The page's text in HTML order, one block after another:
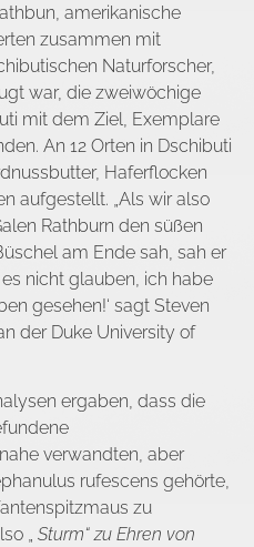
amerikanische
zusammen mit
Naturforscher,
war, die zweiwöchige
mit dem Ziel, Exemplare
An 12 Orten in Dschibuti
Haferflocken
aufgestellt. „Als wir also
Rathburn den süßen
am Ende sah, sah er
nicht glauben, ich habe
gesehen!‘ sagt Steven
der Duke University of
ergaben, dass die
verwandten, aber
rufescens gehörte,
zu
„ Sturm“ zu Ehren von